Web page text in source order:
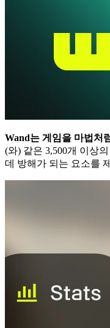
Wand는 게임을 마법처
(와) 같은 3,500개 이상
데 방해가 되는 요소를